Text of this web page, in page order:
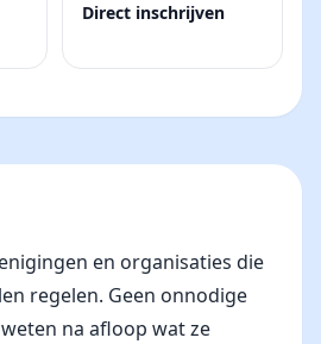
Direct inschrijven
en organisaties die
regelen. Geen onnodige
na afloop wat ze